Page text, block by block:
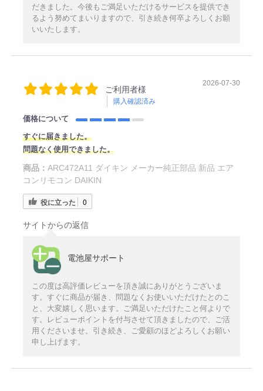
だきました。今後もご満足いただけるサービスを提供でき
るよう努めてまいりますので、引き続き何卒よろしくお願
いいたします。
ご利用者様
購入確認済み
2026-07-30
価格について
すぐに届きました。
問題なく使用できました。
商品： ARC472A11 ダイキン メーカー純正部品 新品 エア
コンリモコン DAIKIN
役に立った 0
サイトからの返信
電池屋サポート
この度は高評価レビューを頂き誠にありがとうございま
す。すぐに商品が届き、問題なくお使いいただけたとのこ
と、大変嬉しく思います。ご満足いただけたこと何よりで
す。レビューポイントを付与させて頂きましたので、ご活
用くださいませ。引き続き、ご愛顧のほどよろしくお願い
申し上げます。